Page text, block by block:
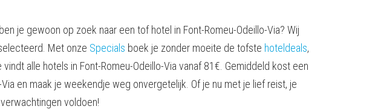
je gewoon op zoek naar een tof hotel in Font-Romeu-Odeillo-Via? Wij
Met onze Specials boek je zonder moeite de tofste hoteldeals,
alle hotels in Font-Romeu-Odeillo-Via vanaf 81€. Gemiddeld kost een
en maak je weekendje weg onvergetelijk. Of je nu met je lief reist, je
voldoen!